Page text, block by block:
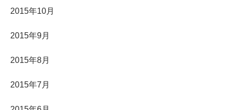
2015年10月
2015年9月
2015年8月
2015年7月